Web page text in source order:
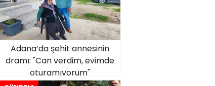
Adana’da şehit annesinin
dramı: "Can verdim, evimde
oturamıyorum"